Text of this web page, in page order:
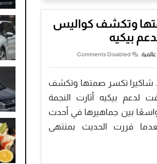
وتكشف كواليس
بيكيه
عالمية,
Comments Disabled
شاكيرا تكسر صمتها وتكشف
لدعم بيكيه أثارت النجمة
واسعًا بين جماهيرها في أحدث
بعدما قررت الحديث بمنتهى